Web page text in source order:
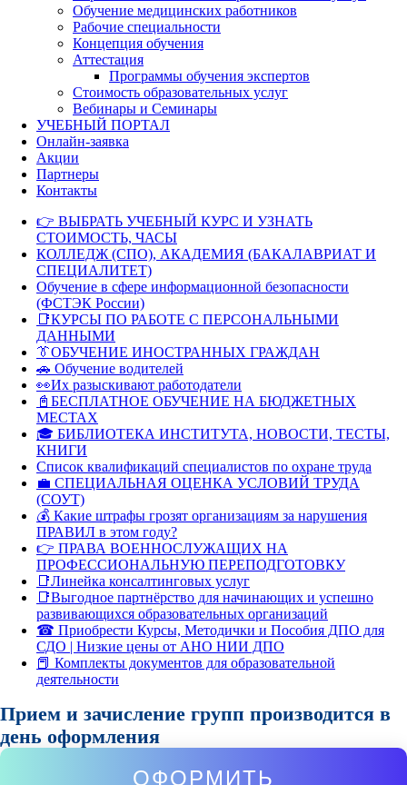
Обучение медицинских работников
Рабочие специальности
Концепция обучения
Аттестация
Программы обучения экспертов
Стоимость образовательных услуг
Вебинары и Семинары
УЧЕБНЫЙ ПОРТАЛ
Онлайн-заявка
Акции
Партнеры
Контакты
👉 ВЫБРАТЬ УЧЕБНЫЙ КУРС И УЗНАТЬ
СТОИМОСТЬ, ЧАСЫ
КОЛЛЕДЖ (СПО), АКАДЕМИЯ (БАКАЛАВРИАТ И
СПЕЦИАЛИТЕТ)
Обучение в сфере информационной безопасности
(ФСТЭК России)
📑КУРСЫ ПО РАБОТЕ С ПЕРСОНАЛЬНЫМИ
ДАННЫМИ
👔ОБУЧЕНИЕ ИНОСТРАННЫХ ГРАЖДАН
🚗 Обучение водителей
👀Их разыскивают работодатели
📓БЕСПЛАТНОЕ ОБУЧЕНИЕ НА БЮДЖЕТНЫХ
МЕСТАХ
🎓 БИБЛИОТЕКА ИНСТИТУТА, НОВОСТИ, ТЕСТЫ,
КНИГИ
Список квалификаций специалистов по охране труда
💼 СПЕЦИАЛЬНАЯ ОЦЕНКА УСЛОВИЙ ТРУДА
(СОУТ)
💰 Какие штрафы грозят организациям за нарушения
ПРАВИЛ в этом году?
👉 ПРАВА ВОЕННОСЛУЖАЩИХ НА
ПРОФЕССИОНАЛЬНУЮ ПЕРЕПОДГОТОВКУ
📑Линейка консалтинговых услуг
📑Выгодное партнёрство для начинающих и успешно
развивающихся образовательных организаций
☎ Приобрести Курсы, Методички и Пособия ДПО для
СДО | Низкие цены от АНО НИИ ДПО
📕 Комплекты документов для образовательной
деятельности
Прием и зачисление групп производится в
день оформления
ОФОРМИТЬ